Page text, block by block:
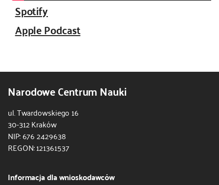
Spotify
Apple Podcast
Narodowe Centrum Nauki
ul. Twardowskiego 16
30-312 Kraków
NIP: 676 2429638
REGON: 121361537
Informacja dla wnioskodawców